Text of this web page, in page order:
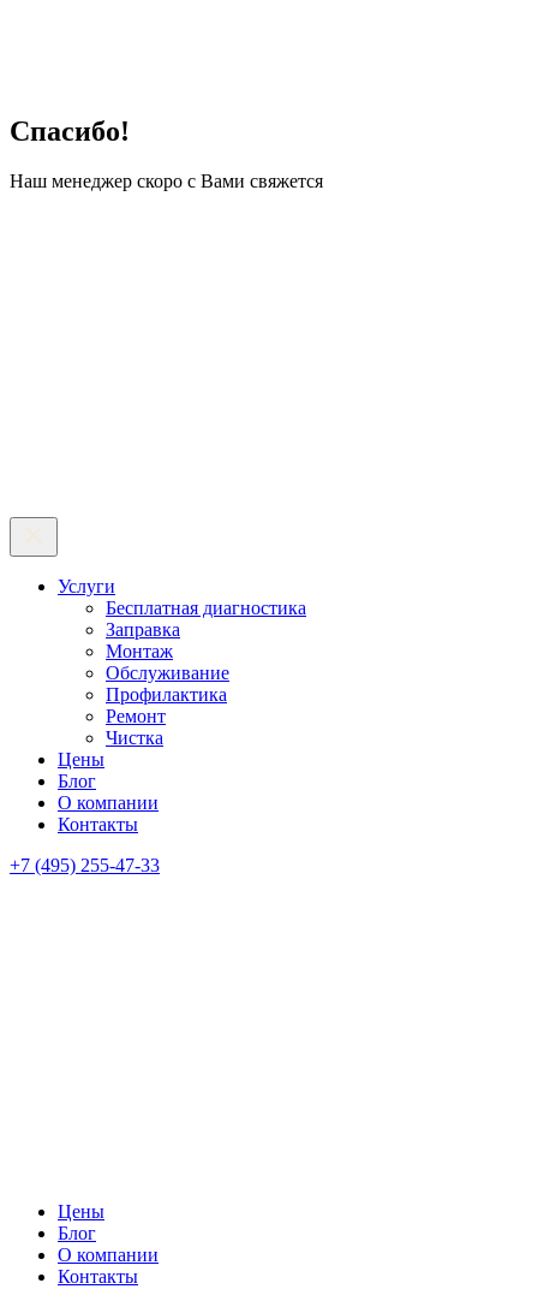
Спасибо!
Наш менеджер скоро с Вами свяжется
Услуги
Бесплатная диагностика
Заправка
Монтаж
Обслуживание
Профилактика
Ремонт
Чистка
Цены
Блог
О компании
Контакты
+7 (495) 255-47-33
Цены
Блог
О компании
Контакты